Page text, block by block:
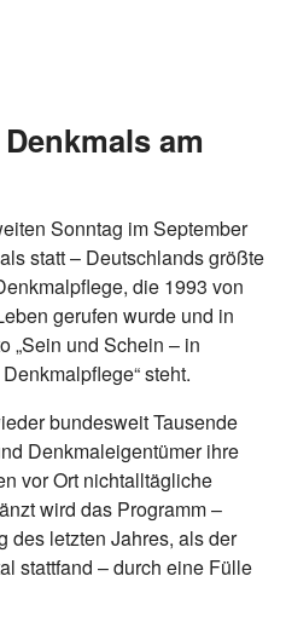
am
Sonntag im September
statt – Deutschlands größte
die 1993 von
gerufen wurde und in
„Sein und Schein – in
steht.
bundesweit Tausende
Denkmaleigentümer ihre
vor Ort nichtalltägliche
wird das Programm –
des letzten Jahres, als der
stattfand – durch eine Fülle